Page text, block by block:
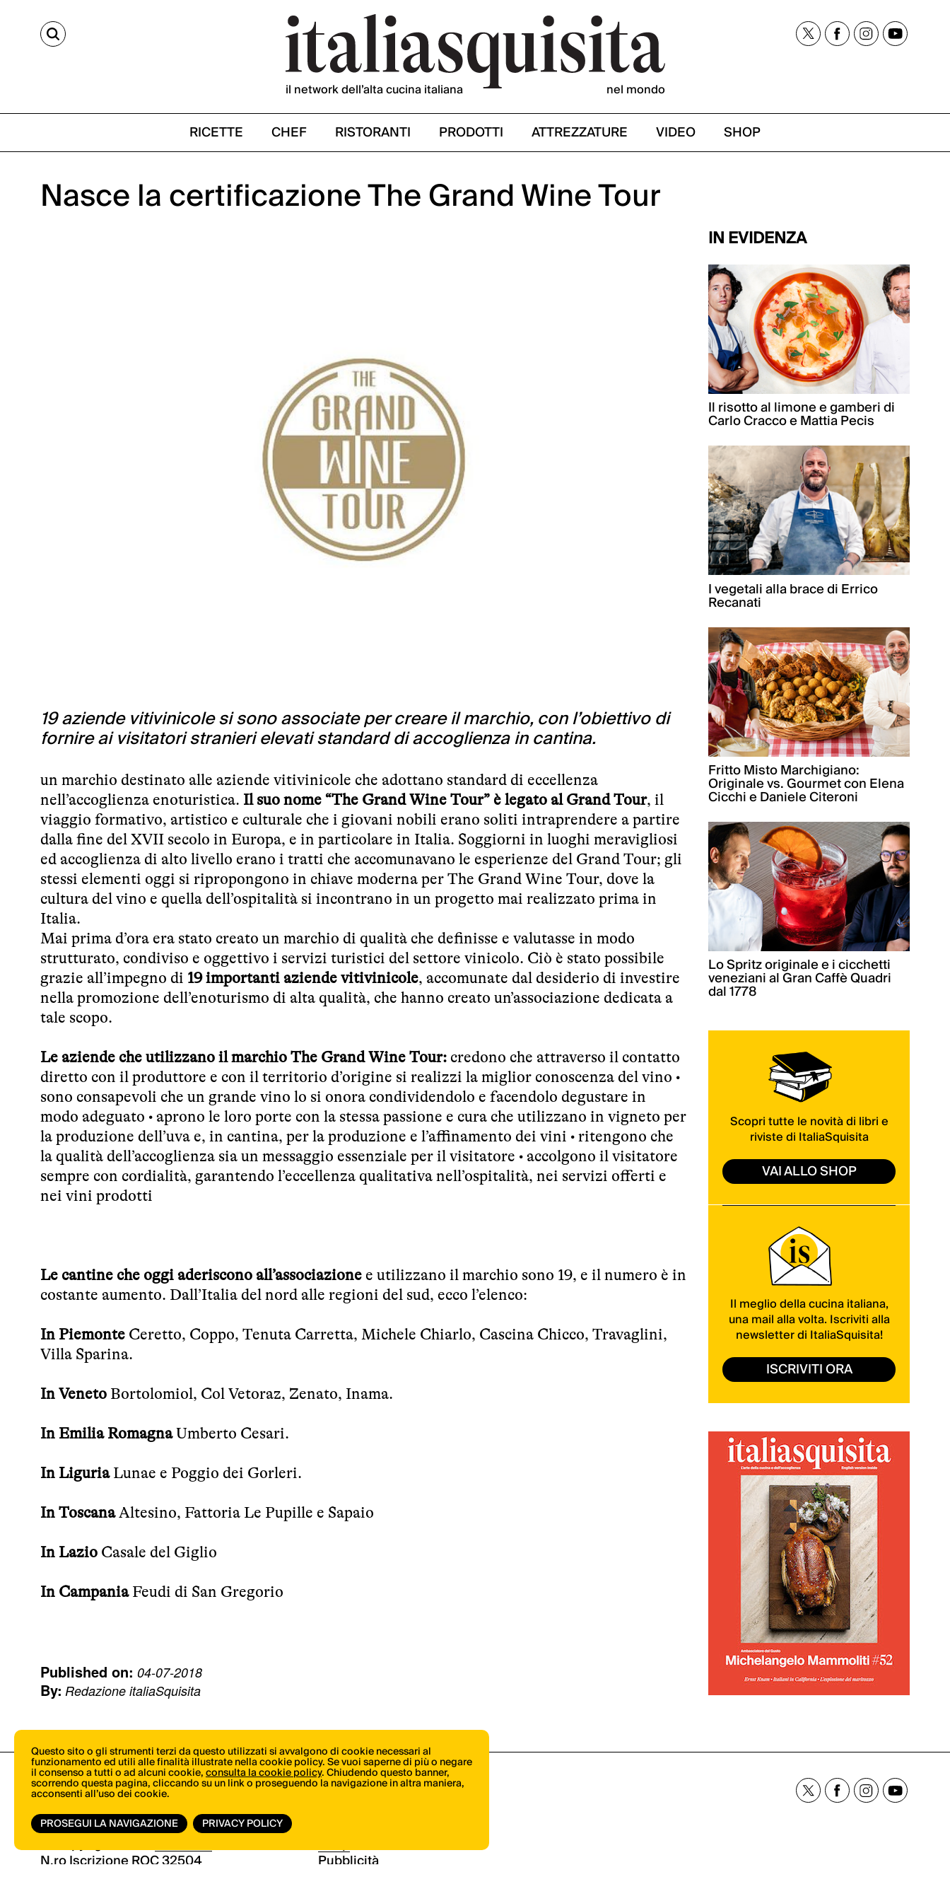
CERCA
il network dell’alta cucina italiana nel mondo
RICETTE CHEF RISTORANTI PRODOTTI ATTREZZATURE VIDEO SHOP
Nasce la certificazione The Grand Wine Tour
19 aziende vitivinicole si sono associate per creare il marchio, con l’obiettivo di
fornire ai visitatori stranieri elevati standard di accoglienza in cantina.
un marchio destinato alle aziende vitivinicole che adottano standard di eccellenza
nell’accoglienza enoturistica. Il suo nome “The Grand Wine Tour” è legato al Grand Tour, il
viaggio formativo, artistico e culturale che i giovani nobili erano soliti intraprendere a partire
dalla fine del XVII secolo in Europa, e in particolare in Italia. Soggiorni in luoghi meravigliosi
ed accoglienza di alto livello erano i tratti che accomunavano le esperienze del Grand Tour; gli
stessi elementi oggi si ripropongono in chiave moderna per The Grand Wine Tour, dove la
cultura del vino e quella dell’ospitalità si incontrano in un progetto mai realizzato prima in
Italia.
Mai prima d’ora era stato creato un marchio di qualità che definisse e valutasse in modo
strutturato, condiviso e oggettivo i servizi turistici del settore vinicolo. Ciò è stato possibile
grazie all’impegno di 19 importanti aziende vitivinicole, accomunate dal desiderio di investire
nella promozione dell’enoturismo di alta qualità, che hanno creato un’associazione dedicata a
tale scopo.
Le aziende che utilizzano il marchio The Grand Wine Tour: credono che attraverso il contatto
diretto con il produttore e con il territorio d’origine si realizzi la miglior conoscenza del vino •
sono consapevoli che un grande vino lo si onora condividendolo e facendolo degustare in
modo adeguato • aprono le loro porte con la stessa passione e cura che utilizzano in vigneto per
la produzione dell’uva e, in cantina, per la produzione e l’affinamento dei vini • ritengono che
la qualità dell’accoglienza sia un messaggio essenziale per il visitatore • accolgono il visitatore
sempre con cordialità, garantendo l’eccellenza qualitativa nell’ospitalità, nei servizi offerti e
nei vini prodotti
Le cantine che oggi aderiscono all’associazione e utilizzano il marchio sono 19, e il numero è in
costante aumento. Dall’Italia del nord alle regioni del sud, ecco l’elenco:
In Piemonte Ceretto, Coppo, Tenuta Carretta, Michele Chiarlo, Cascina Chicco, Travaglini,
Villa Sparina.
In Veneto Bortolomiol, Col Vetoraz, Zenato, Inama.
In Emilia RomagnaUmberto Cesari.
In Liguria Lunae e Poggio dei Gorleri.
In ToscanaAltesino, Fattoria Le Pupille e Sapaio
In Lazio Casale del Giglio
In Campania Feudi di San Gregorio
Published on: 04-07-2018
By: Redazione italiaSquisita
IN EVIDENZA
Il risotto al limone e gamberi di
Carlo Cracco e Mattia Pecis
I vegetali alla brace di Errico
Recanati
Fritto Misto Marchigiano:
Originale vs. Gourmet con Elena
Cicchi e Daniele Citeroni
Lo Spritz originale e i cicchetti
veneziani al Gran Caffè Quadri
dal 1778
Scopri tutte le novità di libri e
riviste di ItaliaSquisita
VAI ALLO SHOP
Il meglio della cucina italiana,
una mail alla volta. Iscriviti alla
newsletter di ItaliaSquisita!
ISCRIVITI ORA
© Copyright 2026.Vertical.it
N.ro Iscrizione ROC 32504
Shop
Pubblicità
Questo sito o gli strumenti terzi da questo utilizzati si avvalgono di cookie necessari al
funzionamento ed utili alle finalità illustrate nella cookie policy. Se vuoi saperne di più o negare
il consenso a tutti o ad alcuni cookie,consulta la cookie policy. Chiudendo questo banner,
scorrendo questa pagina, cliccando su un link o proseguendo la navigazione in altra maniera,
acconsenti all’uso dei cookie.
PROSEGUI LA NAVIGAZIONE
PRIVACY POLICY